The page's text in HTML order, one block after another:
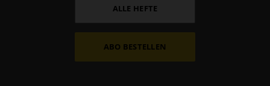
ALLE HEFTE
ABO BESTELLEN